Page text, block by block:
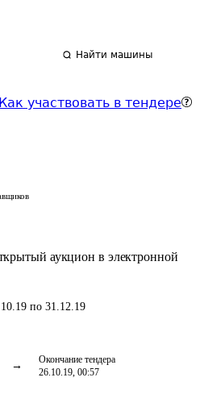
Найти машины
Как участвовать в тендере
аукцион в электронной
по 31.12.19
Окончание тендера
26.10.19, 00:57